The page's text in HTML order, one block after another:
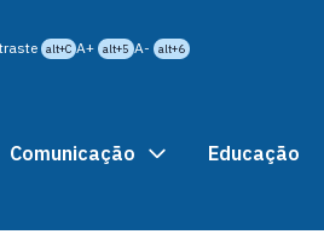
alt+C A+ alt+5 A- alt+6
Comunicação Educação